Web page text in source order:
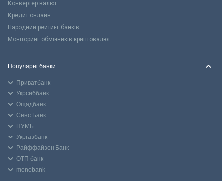
Конвертер валют
Кредит онлайн
Народний рейтинг банків
Моніторинг обмінників криптовалют
Популярні банки
Приватбанк
Укрсиббанк
Ощадбанк
Сенс Банк
ПУМБ
Укргазбанк
Райффайзен Банк
ОТП банк
monobank